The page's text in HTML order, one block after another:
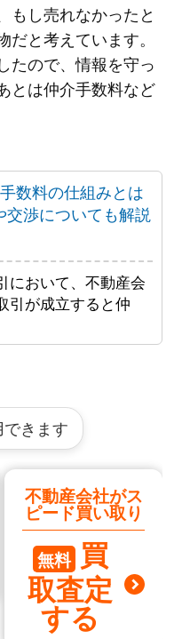
もし売れなかったと
と考えています。
たので、情報を守っ
とは仲介手数料など
数料の仕組みとは
交渉についても解説
において、不動産会
引が成立すると仲
きます
不動産会社がス
ピード買い取り
無料 買
取査定
する